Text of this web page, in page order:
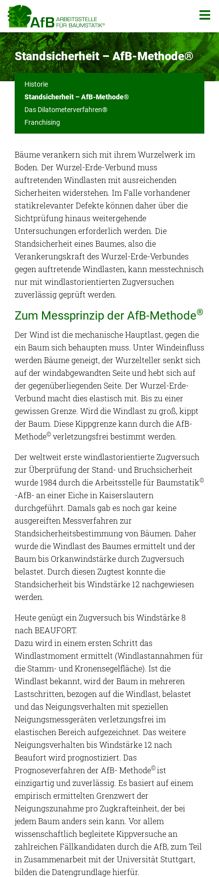
Zum
Inhalt
springen
Standsicherheit – AfB-Methode®
Historie
Standsicherheit – AfB-Methode®
Das Dilatometerverfahren®
Franchising
Bäume verankern sich mit ihrem Wurzelwerk im
Boden. Der Wurzel-Erde-Verbund muss
auftretenden Windlasten mit ausreichenden
Sicherheiten widerstehen. Im Falle vorhandener
statikrelevanter Defekte können daher über die
Sichtprüfung hinaus weitergehende
Untersuchungen erforderlich werden. Die
Standsicherheit eines Baumes, also die
Verankerungskraft des Wurzel-Erde-Verbundes
gegen auftretende Windlasten, kann messtechnisch
nur mit windlastorientierten Zugversuchen
zuverlässig geprüft werden.
Zum Messprinzip der AfB-Methode®
Der Wind ist die mechanische Hauptlast, gegen die
ein Baum sich behaupten muss. Unter Windeinfluss
werden Bäume geneigt, der Wurzelteller senkt sich
auf der windabgewandten Seite und hebt sich auf
der gegenüberliegenden Seite. Der Wurzel-Erde-
Verbund macht dies elastisch mit. Bis zu einer
gewissen Grenze. Wird die Windlast zu groß, kippt
der Baum. Diese Kippgrenze kann durch die AfB-
Methode© verletzungsfrei bestimmt werden.
Der weltweit erste windlastorientierte Zugversuch
zur Überprüfung der Stand- und Bruchsicherheit
wurde 1984 durch die Arbeitsstelle für Baumstatik©
-AfB- an einer Eiche in Kaiserslautern
durchgeführt. Damals gab es noch gar keine
ausgereiften Messverfahren zur
Standsicherheitsbestimmung von Bäumen. Daher
wurde die Windlast des Baumes ermittelt und der
Baum bis Orkanwindstärke durch Zugversuch
belastet. Durch diesen Zugtest konnte die
Standsicherheit bis Windstärke 12 nachgewiesen
werden.
Heute genügt ein Zugversuch bis Windstärke 8
nach BEAUFORT.
Dazu wird in einem ersten Schritt das
Windlastmoment ermittelt (Windlastannahmen für
die Stamm- und Kronensegelfläche). Ist die
Windlast bekannt, wird der Baum in mehreren
Lastschritten, bezogen auf die Windlast, belastet
und das Neigungsverhalten mit speziellen
Neigungsmessgeräten verletzungsfrei im
elastischen Bereich aufgezeichnet. Das weitere
Neigungsverhalten bis Windstärke 12 nach
Beaufort wird prognostiziert. Das
Prognoseverfahren der AfB- Methode©ist
einzigartig und zuverlässig. Es basiert auf einem
empirisch ermittelten Grenzwert der
Neigungszunahme pro Zugkrafteinheit, der bei
jedem Baum anders sein kann. Vor allem
wissenschaftlich begleitete Kippversuche an
zahlreichen Fällkandidaten durch die AfB, zum Teil
in Zusammenarbeit mit der Universität Stuttgart,
bilden die Datengrundlage hierfür.